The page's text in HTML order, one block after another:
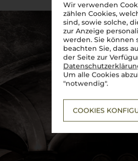
Wir verwenden
zählen Cookies,
sind, sowie solche,
zur Anzeige
werden. Sie können
beachten Sie, dass
der Seite zur
Um alle Cookies
"notwendig".
COOKIES